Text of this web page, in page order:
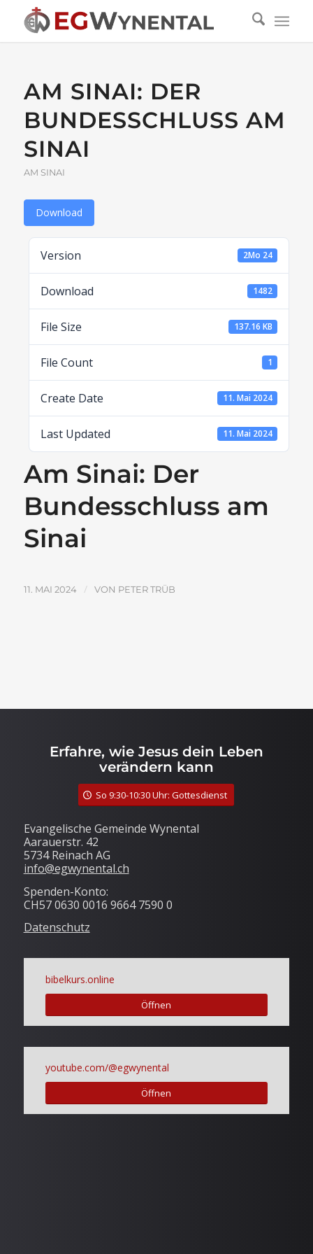
AM SINAI: DER
BUNDESSCHLUSS AM
SINAI
AM SINAI
Download
Version 2Mo 24
Download 1482
File Size 137.16 KB
File Count 1
Create Date 11. Mai 2024
Last Updated 11. Mai 2024
Am Sinai: Der
Bundesschluss am
Sinai
11. MAI 2024 / VON PETER TRÜB
Erfahre, wie Jesus dein Leben
verändern kann
So 9:30-10:30 Uhr: Gottesdienst
Evangelische Gemeinde Wynental
Aarauerstr. 42
5734 Reinach AG
info@egwynental.ch
Spenden-Konto:
CH57 0630 0016 9664 7590 0
Datenschutz
bibelkurs.online
Öffnen
youtube.com/@egwynental
Öffnen